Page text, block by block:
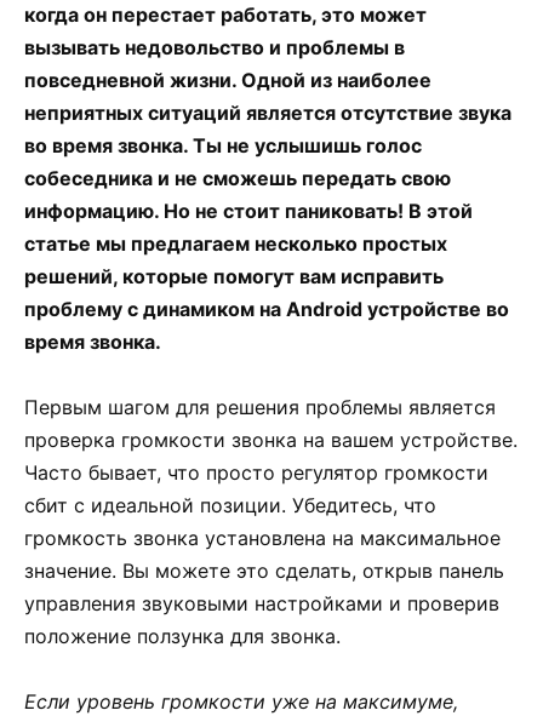
когда он перестает работать, это может
вызывать недовольство и проблемы в
повседневной жизни. Одной из наиболее
неприятных ситуаций является отсутствие звука
во время звонка. Ты не услышишь голос
собеседника и не сможешь передать свою
информацию. Но не стоит паниковать! В этой
статье мы предлагаем несколько простых
решений, которые помогут вам исправить
проблему с динамиком на Android устройстве во
время звонка.
Первым шагом для решения проблемы является
проверка громкости звонка на вашем устройстве.
Часто бывает, что просто регулятор громкости
сбит с идеальной позиции. Убедитесь, что
громкость звонка установлена на максимальное
значение. Вы можете это сделать, открыв панель
управления звуковыми настройками и проверив
положение ползунка для звонка.
Если уровень громкости уже на максимуме,